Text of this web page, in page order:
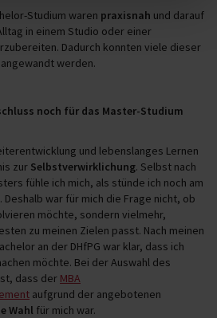
Studium waren praxisnah und darauf
in einem Studio oder einer
Dadurch konnten viele dieser
werden.
noch für das Master-Studium
und lebenslanges Lernen
zur Selbstverwirklichung. Selbst nach
fühle ich mich, als stünde ich noch am
war für mich die Frage nicht, ob
möchte, sondern vielmehr,
zu meinen Zielen passt. Nach meinen
an der DHfPG war klar, dass ich
möchte. Bei der Auswahl des
dass der MBA
aufgrund der angebotenen
Wahl für mich war.